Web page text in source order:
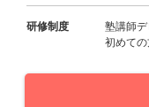
研修制度
塾講師デ
初めての